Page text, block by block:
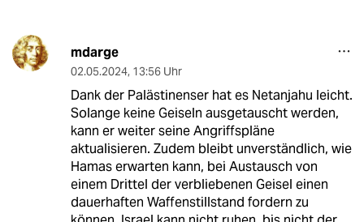
mdarge
02.05.2024, 13:56 Uhr
Dank der Palästinenser hat es Netanjahu leicht.
Solange keine Geiseln ausgetauscht werden,
kann er weiter seine Angriffspläne
aktualisieren. Zudem bleibt unverständlich, wie
Hamas erwarten kann, bei Austausch von
einem Drittel der verbliebenen Geisel einen
dauerhaften Waffenstillstand fordern zu